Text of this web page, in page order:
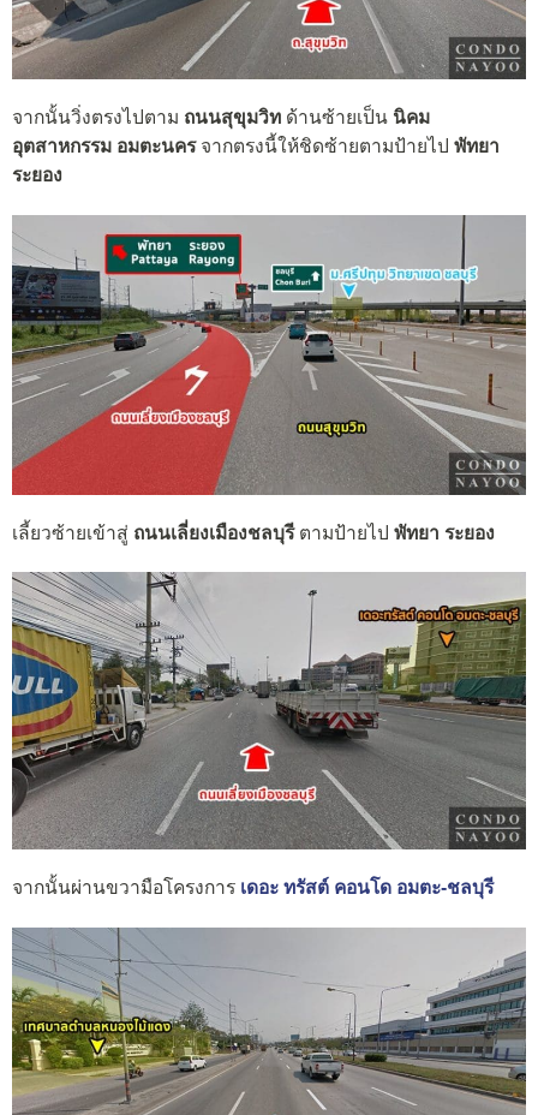
จากนั้นวิ่งตรงไปตาม ถนนสุขุมวิท ด้านซ้ายเป็น นิคม
อุตสาหกรรม อมตะนครจากตรงนี้ให้ชิดซ้ายตามป้ายไป พัทยา
ระยอง
เลี้ยวซ้ายเข้าสู่ ถนนเลี่ยงเมืองชลบุรีตามป้ายไป พัทยา ระยอง
จากนั้นผ่านขวามือโครงการ เดอะ ทรัสต์ คอนโด อมตะ-ชลบุรี